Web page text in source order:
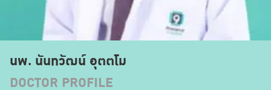
นพ. นันทวัฒน์ อุตตโม
DOCTOR PROFILE